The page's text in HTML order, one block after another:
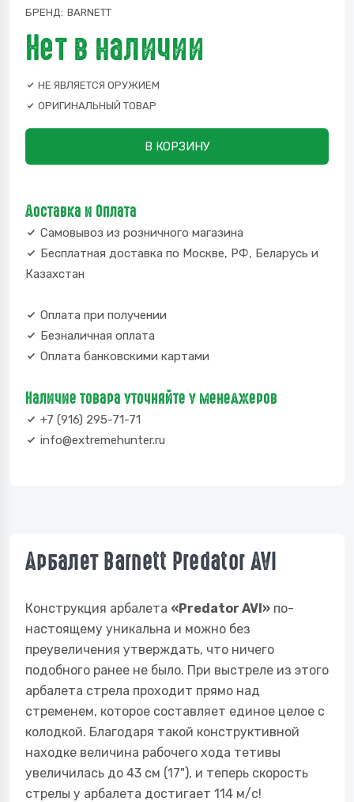
БРЕНД: BARNETT
Нет в наличии
НЕ ЯВЛЯЕТСЯ ОРУЖИЕМ
ОРИГИНАЛЬНЫЙ ТОВАР
В КОРЗИНУ
Доставка и Оплата
Самовывоз из розничного магазина
Бесплатная доставка по Москве, РФ, Беларусь и
Казахстан
Оплата при получении
Безналичная оплата
Оплата банковскими картами
Наличие товара уточняйте у менеджеров
+7 (916) 295-71-71
info@extremehunter.ru
Арбалет Barnett Predator AVI
Конструкция арбалета «Predator AVI» по-
настоящему уникальна и можно без
преувеличения утверждать, что ничего
подобного ранее не было. При выстреле из этого
арбалета стрела проходит прямо над
стременем, которое составляет единое целое с
колодкой. Благодаря такой конструктивной
находке величина рабочего хода тетивы
увеличилась до 43 см (17"), и теперь скорость
стрелы у арбалета достигает 114 м/с!